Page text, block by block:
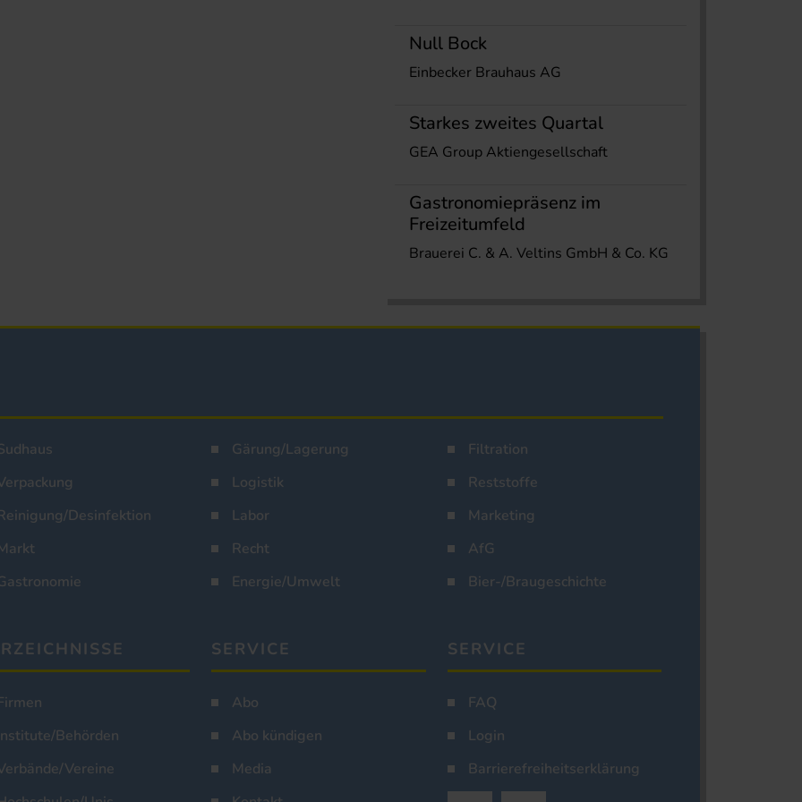
Null Bock
Einbecker Brauhaus AG
Starkes zweites Quartal
GEA Group Aktiengesellschaft
Gastronomiepräsenz im
Freizeitumfeld
Brauerei C. & A. Veltins GmbH & Co. KG
Gärung/Lagerung
Filtration
Logistik
Reststoffe
Desinfektion Labor
Marketing
Recht
AfG
Energie/Umwelt Bier-/Braugeschichte
Behörden
Vereine
SERVICE
Abo
Abo kündigen
Media
SERVICE
FAQ
Login
Barrierefreiheitserklärung